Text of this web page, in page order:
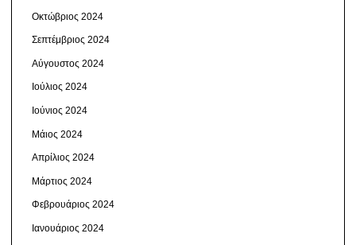
Οκτώβριος 2024
Σεπτέμβριος 2024
Αύγουστος 2024
Ιούλιος 2024
Ιούνιος 2024
Μάιος 2024
Απρίλιος 2024
Μάρτιος 2024
Φεβρουάριος 2024
Ιανουάριος 2024